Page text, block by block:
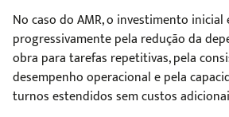
No caso do AMR, o investimento inicial
progressivamente pela redução da
obra para tarefas repetitivas, pela
desempenho operacional e pela
turnos estendidos sem custos